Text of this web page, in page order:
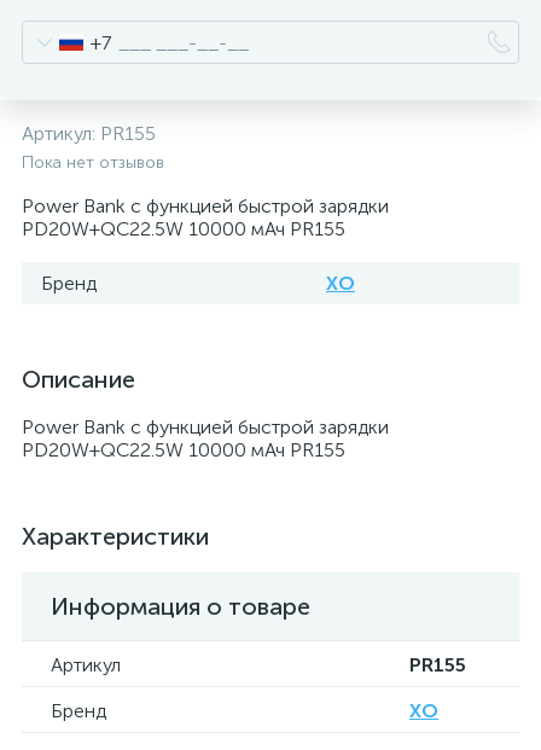
+7
Артикул: PR155
Пока нет отзывов
Power Bank с функцией быстрой зарядки
PD20W+QC22.5W 10000 мАч PR155
Бренд XO
Описание
Power Bank с функцией быстрой зарядки
PD20W+QC22.5W 10000 мАч PR155
Характеристики
Информация о товаре
Артикул
PR155
Бренд
XO